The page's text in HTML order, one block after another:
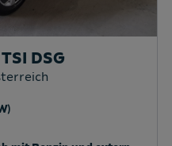
DSG